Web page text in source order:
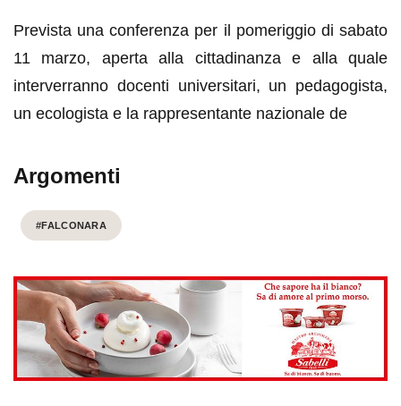
Prevista una conferenza per il pomeriggio di sabato
11 marzo, aperta alla cittadinanza e alla quale
interverranno docenti universitari, un pedagogista,
un ecologista e la rappresentante nazionale de
Argomenti
#FALCONARA